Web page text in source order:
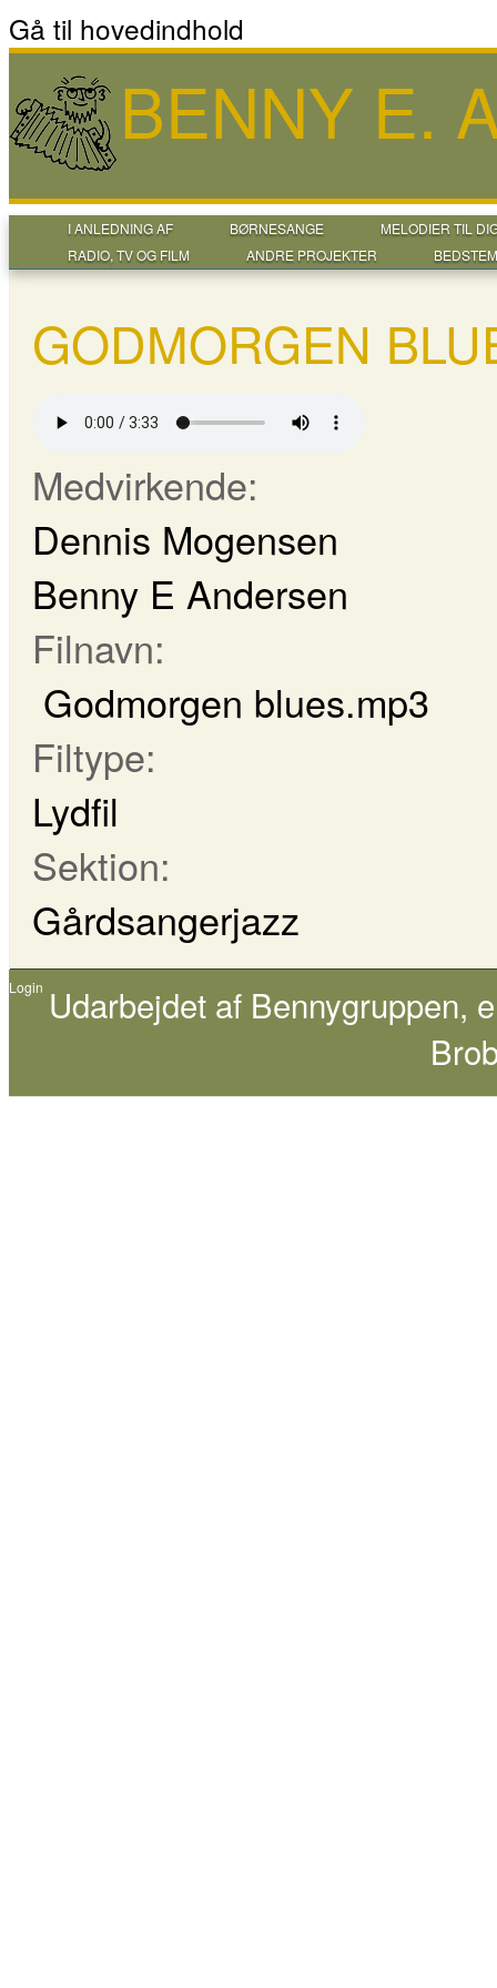
Gå til hovedindhold
BENNY E.
I ANLEDNING AF BØRNESANGE
MELODIER TIL
RADIO, TV OG FILM
ANDRE PROJEKTER
GODMORGEN
Medvirkende:
Dennis Mogensen
Benny E Andersen
Filnavn:
Godmorgen blues.mp3
Filtype:
Lydfil
Sektion:
Gårdsangerjazz
Login Udarbejdet af Bennygruppen,